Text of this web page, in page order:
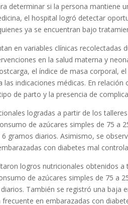
determinar si la persona mantiene
el hospital logró detectar
ya se encuentran bajo
en variables clínicas recolectadas
en la salud materna y
el índice de masa corporal,
las indicaciones médicas. En
de parto y la presencia de
logradas a partir de los
de azúcares simples de 75 a
gramos diarios. Asimismo, se
con diabetes mal
logros nutricionales obtenidos
de azúcares simples de 75 a
También se registró una baja
en embarazadas con